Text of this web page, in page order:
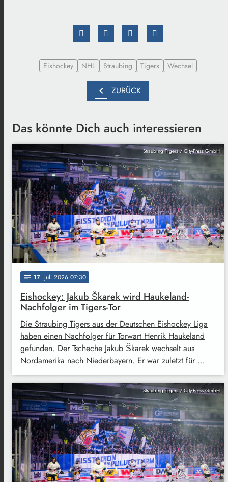
Eishockey NHL Straubing Tigers Wechsel
chevron_left ZURÜCK
Das könnte Dich auch interessieren
Straubing Tigers / City-Press GmbH
notes 17. Juli 2026 07:30
Eishockey: Jakub Škarek wird Haukeland-
Nachfolger im Tigers-Tor
Die Straubing Tigers aus der Deutschen Eishockey Liga
haben einen Nachfolger für Torwart Henrik Haukeland
gefunden. Der Tscheche Jakub Škarek wechselt aus
Nordamerika nach Niederbayern. Er war zuletzt für …
Straubing Tigers / City-Press GmbH